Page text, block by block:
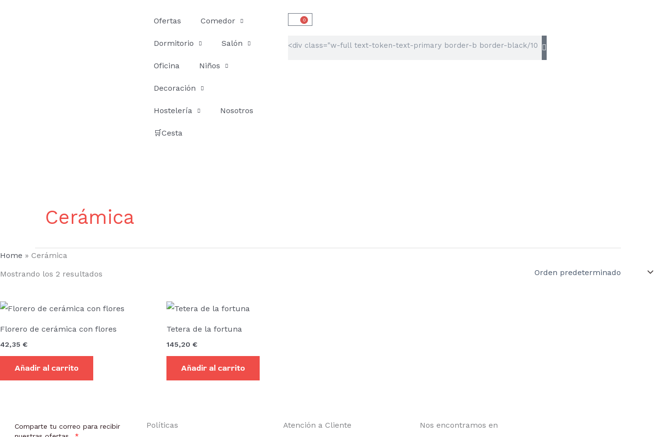
Ofertas Comedor
Dormitorio Salón
Oficina Niños
Decoración
Hostelería Nosotros
🛒Cesta
0
Carrito
Cerámica
Home » Cerámica
Mostrando los 2 resultados
Florero de cerámica con flores
42,35 €
Añadir al carrito
Tetera de la fortuna
145,20 €
Añadir al carrito
Comparte tu correo para recibir
Políticas Atención a Cliente Nos encontramos en